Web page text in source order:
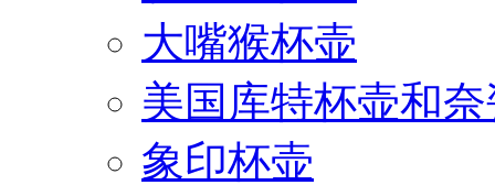
大嘴猴杯壶
美国库特杯壶和
象印杯壶